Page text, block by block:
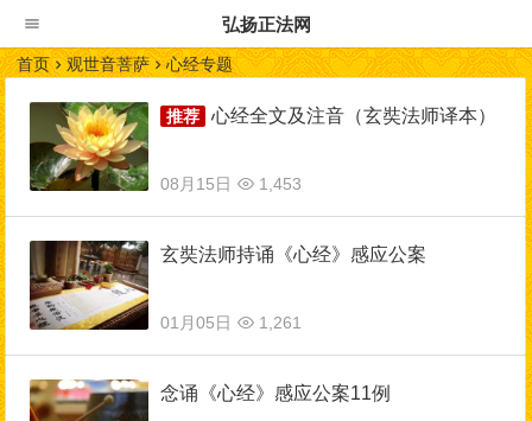
弘扬正法网
首页 观世音菩萨 心经专题
心经全文及注音（玄奘法师译本）
08月15日 1,453
玄奘法师持诵《心经》感应公案
01月05日 1,261
念诵《心经》感应公案11例